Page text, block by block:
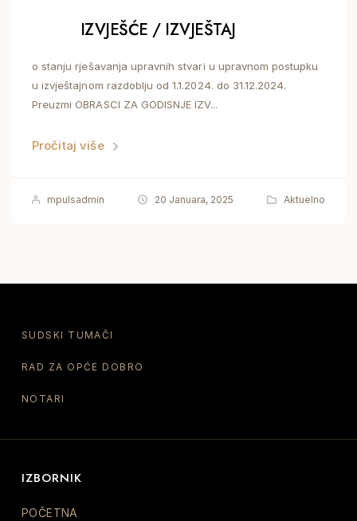
IZVJEŠĆE / IZVJEŠTAJ
o stanju rješavanja upravnih stvari u upravnom postupku
u izvještajnom razdoblju od 1.1.2024. do 31.12.2024.
Preuzmi OBRASCI ZA GODISNJE IZV...
Pročitaj više
mpulsadmin 20 Januara, 2025 Aktuelno
SUDSKI TUMAČI
RAD ZA OPĆE DOBRO
NOTARI
IZBORNIK
POČETNA